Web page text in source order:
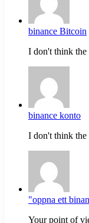
binance Bitcoin
I don't think the
binance konto
I don't think the
"oppna ett
Your point of